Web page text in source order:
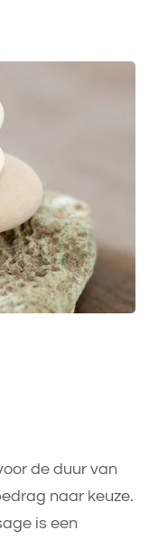
de duur van
naar keuze.
is een